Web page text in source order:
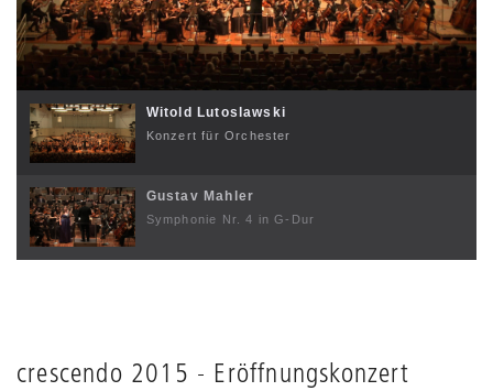
Witold Lutoslawski
Konzert für Orchester
Gustav Mahler
Symphonie Nr. 4 in G-Dur
crescendo 2015 - Eröffnungskonzert